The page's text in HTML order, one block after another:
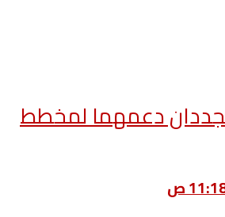
دعمهما لمخطط